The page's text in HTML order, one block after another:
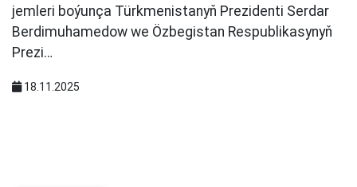
jemleri boýunça Türkmenistanyň Prezidenti Serdar
Berdimuhamedow we Özbegistan Respublikasynyň
Prezi…
18.11.2025